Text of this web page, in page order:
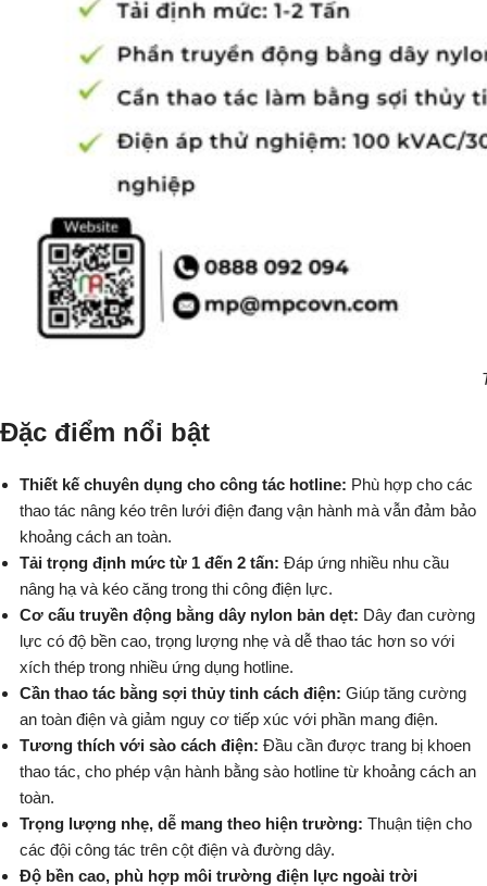
Đặc điểm nổi bật
Thiết kế chuyên dụng cho công tác hotline: Phù hợp cho các
thao tác nâng kéo trên lưới điện đang vận hành mà vẫn đảm bảo
khoảng cách an toàn.
Tải trọng định mức từ 1 đến 2 tấn: Đáp ứng nhiều nhu cầu
nâng hạ và kéo căng trong thi công điện lực.
Cơ cấu truyền động bằng dây nylon bản dẹt: Dây đan cường
lực có độ bền cao, trọng lượng nhẹ và dễ thao tác hơn so với
xích thép trong nhiều ứng dụng hotline.
Cần thao tác bằng sợi thủy tinh cách điện: Giúp tăng cường
an toàn điện và giảm nguy cơ tiếp xúc với phần mang điện.
Tương thích với sào cách điện: Đầu cần được trang bị khoen
thao tác, cho phép vận hành bằng sào hotline từ khoảng cách an
toàn.
Trọng lượng nhẹ, dễ mang theo hiện trường: Thuận tiện cho
các đội công tác trên cột điện và đường dây.
Độ bền cao, phù hợp môi trường điện lực ngoài trời